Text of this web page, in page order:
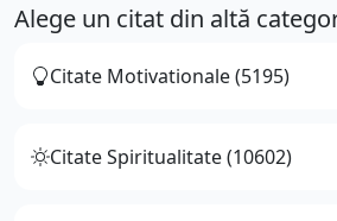
Alege un citat din altă
Citate Motivationale (5195)
Citate Spiritualitate (10602)